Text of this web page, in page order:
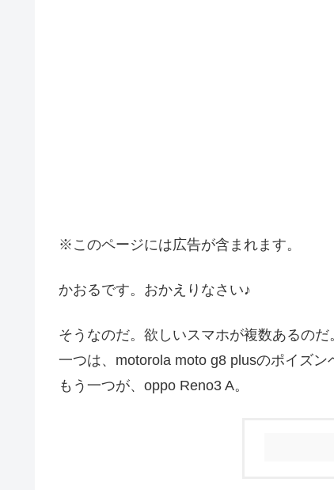
※このページには広告が含まれます。
かおるです。おかえりなさい♪
そうなのだ。欲しいスマホが複数あるのだ
一つは、motorola moto g8 plusのポイズン
もう一つが、oppo Reno3 A。